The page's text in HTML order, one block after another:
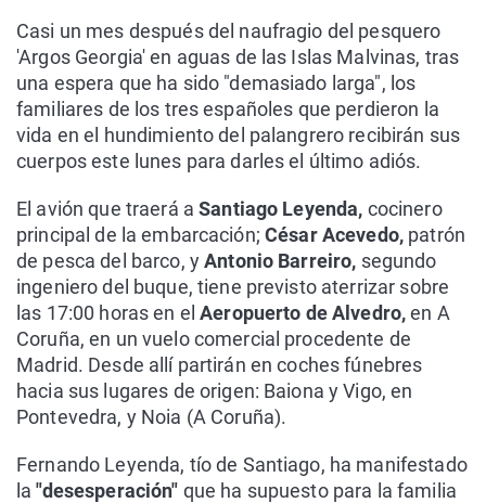
Casi un mes después del naufragio del pesquero
'Argos Georgia' en aguas de las Islas Malvinas, tras
una espera que ha sido "demasiado larga", los
familiares de los tres españoles que perdieron la
vida en el hundimiento del palangrero recibirán sus
cuerpos este lunes para darles el último adiós.
El avión que traerá a Santiago Leyenda, cocinero
principal de la embarcación;César Acevedo, patrón
de pesca del barco, yAntonio Barreiro, segundo
ingeniero del buque, tiene previsto aterrizar sobre
las 17:00 horas en el Aeropuerto de Alvedro,en A
Coruña, en un vuelo comercial procedente de
Madrid. Desde allí partirán en coches fúnebres
hacia sus lugares de origen: Baiona y Vigo, en
Pontevedra, y Noia (A Coruña).
Fernando Leyenda, tío de Santiago, ha manifestado
la"desesperación" que ha supuesto para la familia